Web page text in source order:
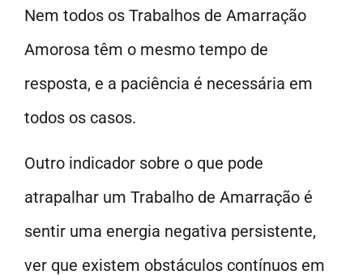
Nem todos os Trabalhos de Amarração
Amorosa têm o mesmo tempo de
resposta, e a paciência é necessária em
todos os casos.
Outro indicador sobre o que pode
atrapalhar um Trabalho de Amarração é
sentir uma energia negativa persistente,
ver que existem obstáculos contínuos em